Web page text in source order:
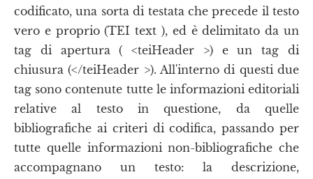
codificato, una sorta di testata che precede il testo
vero e proprio (TEI text ), ed è delimitato da un
tag di apertura ( <teiHeader >) e un tag di
chiusura (</teiHeader >). All'interno di questi due
tag sono contenute tutte le informazioni editoriali
relative al testo in questione, da quelle
bibliografiche ai criteri di codifica, passando per
tutte quelle informazioni non-bibliografiche che
accompagnano un testo: la descrizione,